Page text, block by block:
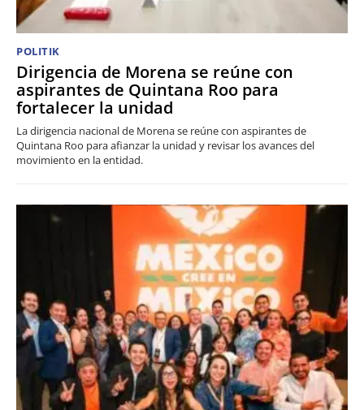
POLITIK
Dirigencia de Morena se reúne con
aspirantes de Quintana Roo para
fortalecer la unidad
La dirigencia nacional de Morena se reúne con aspirantes de
Quintana Roo para afianzar la unidad y revisar los avances del
movimiento en la entidad.